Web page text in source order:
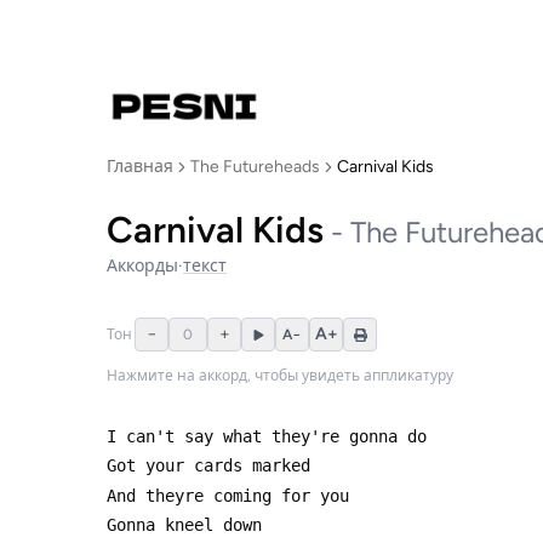
Главная The Futureheads Carnival Kids
Carnival Kids - The
Аккорды·текст
Тон − 0 + A− A+
Нажмите на аккорд, чтобы увидеть аппликатуру